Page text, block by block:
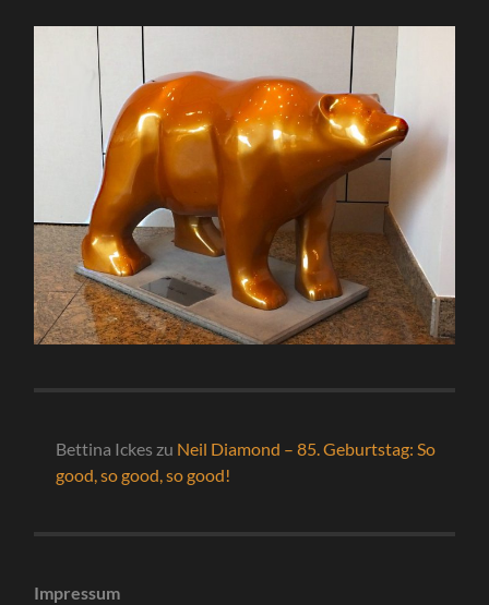
Bettina Ickes zu Neil Diamond – 85. Geburtstag: So
good, so good, so good!
Impressum